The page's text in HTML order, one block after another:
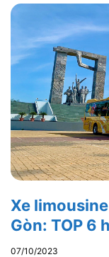
Xe
Gòn: TOP 6
07/10/2023